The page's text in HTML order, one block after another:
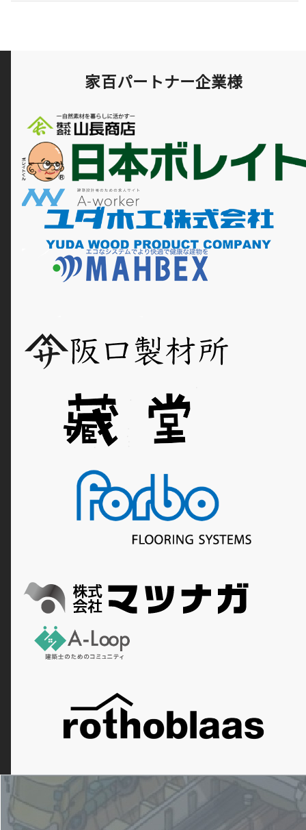
家百パートナー企業様